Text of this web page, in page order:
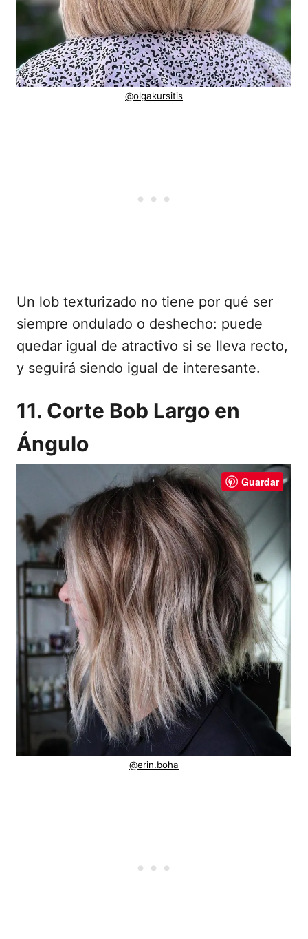
@olgakursitis
Un lob texturizado no tiene por qué ser
siempre ondulado o deshecho: puede
quedar igual de atractivo si se lleva recto,
y seguirá siendo igual de interesante.
11. Corte Bob Largo en
Ángulo
Guardar
@erin.boha